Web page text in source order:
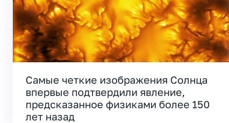
Самые четкие изображения Солнца
впервые подтвердили явление,
предсказанное физиками более 150
лет назад